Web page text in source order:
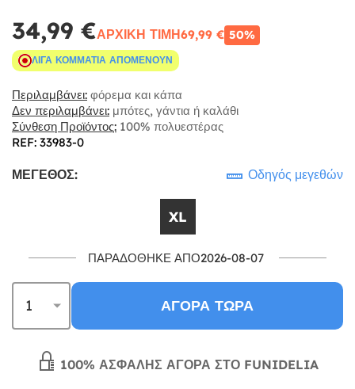
34,99 €ΑΡΧΙΚΉ ΤΙΜΉ69,99 € 50%
ΛΊΓΑ ΚΟΜΜΆΤΙΑ ΑΠΟΜΈΝΟΥΝ
Περιλαμβάνει: φόρεμα και κάπα
Δεν περιλαμβάνει: μπότες, γάντια ή καλάθι
Σύνθεση Προϊόντος: 100% πολυεστέρας
REF: 33983-0
ΜΈΓΕΘΟΣ: Οδηγός μεγεθών
XL
ΠΑΡΑΔΌΘΗΚΕ ΑΠΌ2026-08-07
ΑΓΟΡΆ ΤΏΡΑ
100% ΑΣΦΑΛΉΣ ΑΓΟΡΆ ΣΤΟ FUNIDELIA